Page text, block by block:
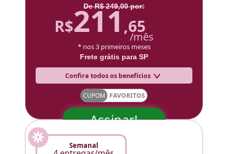
De R$ 249,00 por:
R$211,65
/mês
* nos 3 primeiros meses
Frete grátis para SP
Confira todos os benefícios
CUPOM FAVORITOS
Assinar!
Semanal